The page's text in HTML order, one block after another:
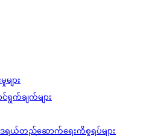
ျား
င်ရွက်ချက်များ
ယ်တည်ဆောက်‌ရေးကိစ္စရပ်များ